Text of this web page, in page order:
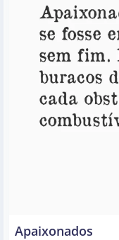
Apaixonados